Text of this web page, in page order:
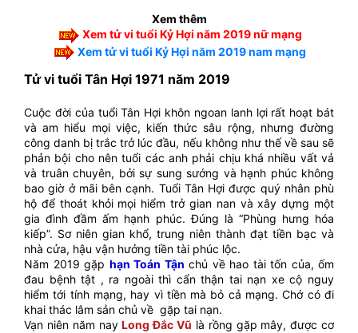
Xem thêm
Xem tử vi tuổi Kỷ Hợi năm 2019 nữ mạng
Xem tử vi tuổi Kỷ Hợi năm 2019 nam mạng
Tử vi tuổi Tân Hợi 1971 năm 2019
Cuộc đời của tuổi Tân Hợi khôn ngoan lanh lợi rất hoạt bát
và am hiểu mọi việc, kiến thức sâu rộng, nhưng đường
công danh bị trắc trở lúc đầu, nếu không như thế về sau sẽ
phản bội cho nên tuổi các anh phải chịu khá nhiều vất vả
và truân chuyên, bởi sự sung sướng và hạnh phúc không
bao giờ ở mãi bên cạnh. Tuổi Tân Hợi được quý nhân phù
hộ để thoát khỏi mọi hiểm trở gian nan và xây dựng một
gia đình đầm ấm hạnh phúc. Đúng là “Phùng hưng hóa
kiếp”. Sơ niên gian khổ, trung niên thành đạt tiền bạc và
nhà cửa, hậu vận hưởng tiền tài phúc lộc.
Năm 2019 gặp hạn Toán Tận chủ về hao tài tốn của, ốm
đau bệnh tật , ra ngoài thì cẩn thận tai nạn xe cộ nguy
hiểm tới tính mạng, hay vì tiền mà bỏ cả mạng. Chớ có đi
khai thác lâm sản chủ về gặp tai nạn.
Vạn niên năm nayLong Đắc Vũ là rồng gặp mây, được cơ